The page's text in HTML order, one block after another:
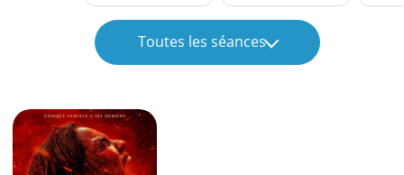
Toutes les séances